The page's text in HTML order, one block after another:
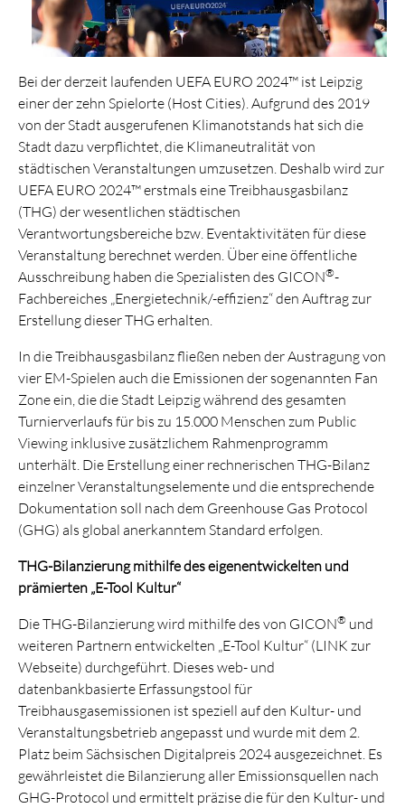
Bei der derzeit laufenden UEFA EURO 2024™ ist Leipzig
einer der zehn Spielorte (Host Cities). Aufgrund des 2019
von der Stadt ausgerufenen Klimanotstands hat sich die
Stadt dazu verpflichtet, die Klimaneutralität von
städtischen Veranstaltungen umzusetzen. Deshalb wird zur
UEFA EURO 2024™ erstmals eine Treibhausgasbilanz
(THG) der wesentlichen städtischen
Verantwortungsbereiche bzw. Eventaktivitäten für diese
Veranstaltung berechnet werden. Über eine öffentliche
Ausschreibung haben die Spezialisten des GICON®-
Fachbereiches „Energietechnik/-effizienz“ den Auftrag zur
Erstellung dieser THG erhalten.
In die Treibhausgasbilanz fließen neben der Austragung von
vier EM-Spielen auch die Emissionen der sogenannten Fan
Zone ein, die die Stadt Leipzig während des gesamten
Turnierverlaufs für bis zu 15.000 Menschen zum Public
Viewing inklusive zusätzlichem Rahmenprogramm
unterhält. Die Erstellung einer rechnerischen THG-Bilanz
einzelner Veranstaltungselemente und die entsprechende
Dokumentation soll nach dem Greenhouse Gas Protocol
(GHG) als global anerkanntem Standard erfolgen.
THG-Bilanzierung mithilfe des eigenentwickelten und
prämierten „E-Tool Kultur“
Die THG-Bilanzierung wird mithilfe des von GICON® und
weiteren Partnern entwickelten „E-Tool Kultur“ (LINK zur
Webseite) durchgeführt. Dieses web- und
datenbankbasierte Erfassungstool für
Treibhausgasemissionen ist speziell auf den Kultur- und
Veranstaltungsbetrieb angepasst und wurde mit dem 2.
Platz beim Sächsischen Digitalpreis 2024 ausgezeichnet. Es
gewährleistet die Bilanzierung aller Emissionsquellen nach
GHG-Protocol und ermittelt präzise die für den Kultur- und